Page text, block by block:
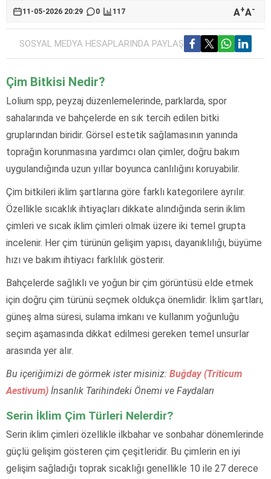
11-05-2026 20:29 0 117 A+A-
SOSYAL MEDYA HESAPLARINDA PAYLAŞ
Çim Bitkisi Nedir?
Lolium spp, peyzaj düzenlemelerinde, parklarda, spor
sahalarında ve bahçelerde en sık tercih edilen bitki
gruplarından biridir. Görsel estetik sağlamasının yanında
toprağın korunmasına yardımcı olan çimler, doğru bakım
uygulandığında uzun yıllar boyunca canlılığını koruyabilir.
Çim bitkileri iklim şartlarına göre farklı kategorilere ayrılır.
Özellikle sıcaklık ihtiyaçları dikkate alındığında serin iklim
çimleri ve sıcak iklim çimleri olmak üzere iki temel grupta
incelenir. Her çim türünün gelişim yapısı, dayanıklılığı, büyüme
hızı ve bakım ihtiyacı farklılık gösterir.
Bahçelerde sağlıklı ve yoğun bir çim görüntüsü elde etmek
için doğru çim türünü seçmek oldukça önemlidir. İklim şartları,
güneş alma süresi, sulama imkanı ve kullanım yoğunluğu
seçim aşamasında dikkat edilmesi gereken temel unsurlar
arasında yer alır.
Bu içeriğimizi de görmek ister misiniz: Buğday (Triticum
Aestivum) İnsanlık Tarihindeki Önemi ve Faydaları
Serin İklim Çim Türleri Nelerdir?
Serin iklim çimleri özellikle ilkbahar ve sonbahar dönemlerinde
güçlü gelişim gösteren çim çeşitleridir. Bu çimlerin en iyi
gelişim sağladığı toprak sıcaklığı genellikle 10 ile 27 derece